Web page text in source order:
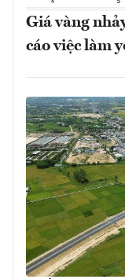
Giá vàng
cáo việc làm